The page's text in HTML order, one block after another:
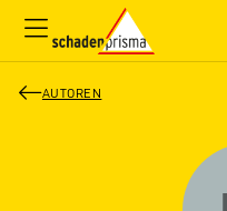
AUTOREN